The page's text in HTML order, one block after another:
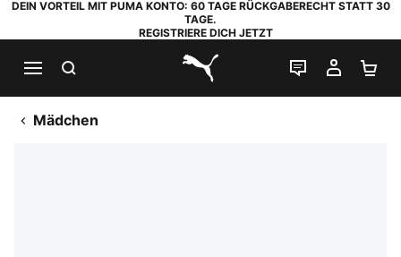
DEIN VORTEIL MIT PUMA KONTO: 60 TAGE RÜCKGABERECHT STATT 30
TAGE.
REGISTRIERE DICH JETZT
PUMA.com
LIVE-CHAT
MEIN
Mädchen